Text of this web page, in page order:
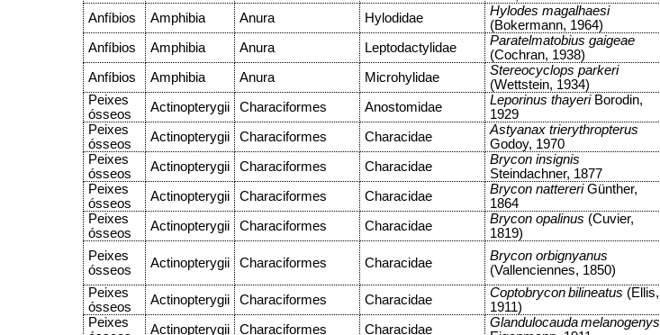
Anfíbios Amphibia Anura Hylodidae
Hylodes magalhaesi
(Bokermann, 1964)
Anfíbios Amphibia Anura Leptodactylidae
Paratelmatobius gaigeae
(Cochran, 1938)
Anfíbios Amphibia Anura Microhylidae
Stereocyclops parkeri
(Wettstein, 1934)
Peixes
ósseos
Actinopterygii Characiformes Anostomidae Leporinus thayeriBorodin,
1929
Peixes
ósseos
Actinopterygii Characiformes Characidae
Astyanax trierythropterus
Godoy, 1970
Peixes
ósseos
Actinopterygii Characiformes Characidae
Brycon insignis
Steindachner, 1877
Peixes
ósseos
Actinopterygii Characiformes Characidae Brycon nattereriGünther,
1864
Peixes
ósseos
Actinopterygii Characiformes Characidae Brycon opalinus (Cuvier,
1819)
Peixes
ósseos
Actinopterygii Characiformes Characidae
Brycon orbignyanus
(Vallenciennes, 1850)
Peixes
ósseos
Actinopterygii Characiformes Characidae Coptobrycon bilineatus (Ellis,
1911)
Peixes
Actinopterygii Characiformes Characidae Glandulocauda melanogenys